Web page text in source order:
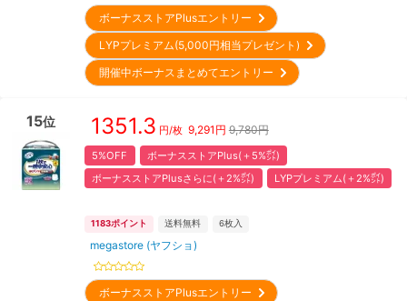
ボーナスストアPlusエントリー
LYPプレミアム(5,000円相当プレゼント)
開催中ボーナスまとめてエントリー
15位 1351.3 円/枚 9,291 円 9,780円
5%OFF
ボーナスストアPlus(＋5%㌽)
ボーナスストアPlusさらに(＋2%㌽)
LYPプレミアム(＋2%㌽)
1183ポイント 送料無料 6枚入
megastore (ヤフショ)
ボーナスストアPlusエントリー